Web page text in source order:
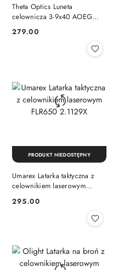
Theta Optics Luneta
celownicza 3-9x40 AOEG
Cena:
279.00
Umarex Latarka taktyczna z
celownikiem laserowym
Cena:
295.00
PRODUKT NIEDOSTĘPNY